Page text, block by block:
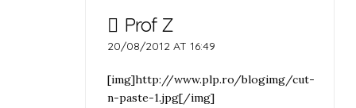
Prof Z
20/08/2012 AT 16:49
[img]http://www.plp.ro/blogimg/cut-
n-paste-1.jpg[/img]